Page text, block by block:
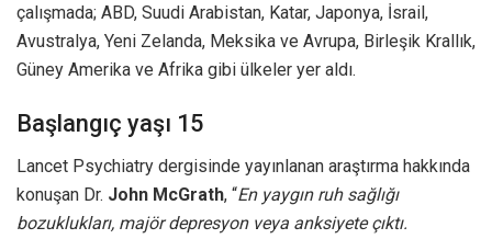
çalışmada; ABD, Suudi Arabistan, Katar, Japonya, İsrail,
Avustralya, Yeni Zelanda, Meksika ve Avrupa, Birleşik Krallık,
Güney Amerika ve Afrika gibi ülkeler yer aldı.
Başlangıç yaşı 15
Lancet Psychiatry dergisinde yayınlanan araştırma hakkında
konuşan Dr. John McGrath, “En yaygın ruh sağlığı
bozuklukları, majör depresyon veya anksiyete çıktı.